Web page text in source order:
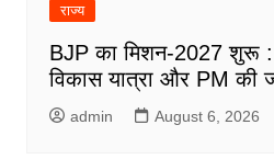
राज्य
BJP का मिशन-2027 शुरू :
विकास यात्रा और PM की
admin August 6, 2026